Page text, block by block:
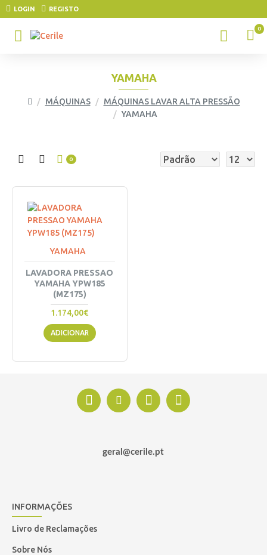
LOGIN REGISTO
0
MÁQUINAS
MÁQUINAS LAVAR ALTA PRESSÃO
YAMAHA
YAMAHA
0
YAMAHA
LAVADORA PRESSAO
YAMAHA YPW185
(MZ175)
1.174,00€
ADICIONAR
geral@cerile.pt
INFORMAÇÕES
Livro de Reclamações
Sobre Nós